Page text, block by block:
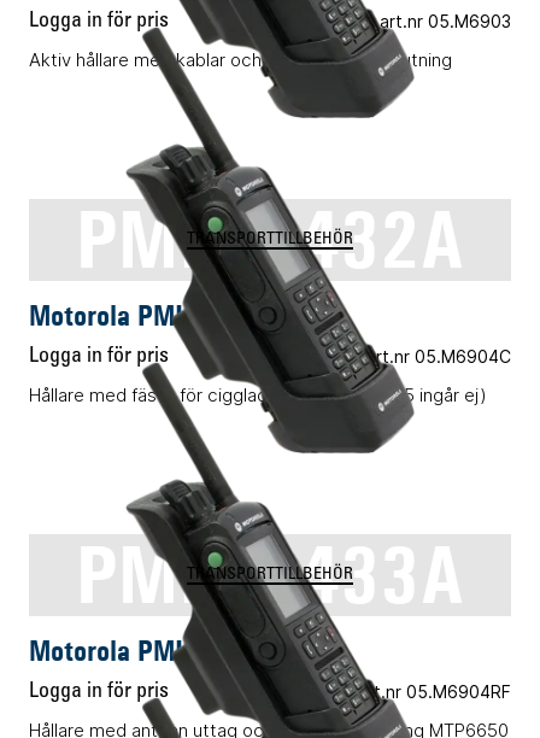
Logga in för pris Vårt art.nr 05.M6903
Aktiv hållare med kablar och yttre antennanslutning
PMLN6432A
TRANSPORTTILLBEHÖR
Motorola PMLN6432A
Logga in för pris Vårt art.nr 05.M6904C
Hållare med fäste för ciggladdkabel (05.R3905 ingår ej)
PMLN6433A
TRANSPORTTILLBEHÖR
Motorola PMLN6433A
Logga in för pris Vårt art.nr 05.M6904RF
Hållare med antenn uttag och uttag för laddning MTP6650